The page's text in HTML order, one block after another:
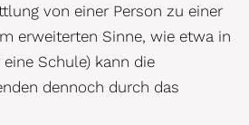
von einer Person zu einer
erweiterten Sinne, wie etwa in
Schule) kann die
dennoch durch das